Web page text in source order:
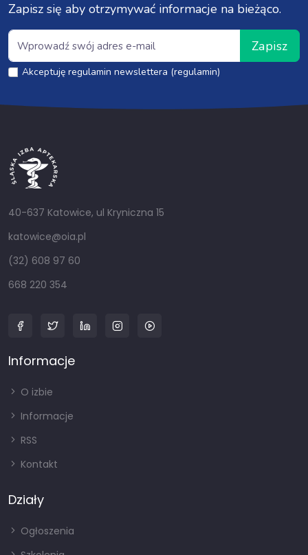
Zapisz się aby otrzymywać informacje na bieżąco.
Zapisz
Akceptuję regulamin newslettera (regulamin)
40-637 Katowice, ul Kryniczna 15
katowice@oia.pl
(32) 608 97 60
668 220 354
Informacje
O izbie
Informacje
RSS
Kontakt
Działy
Ogłoszenia